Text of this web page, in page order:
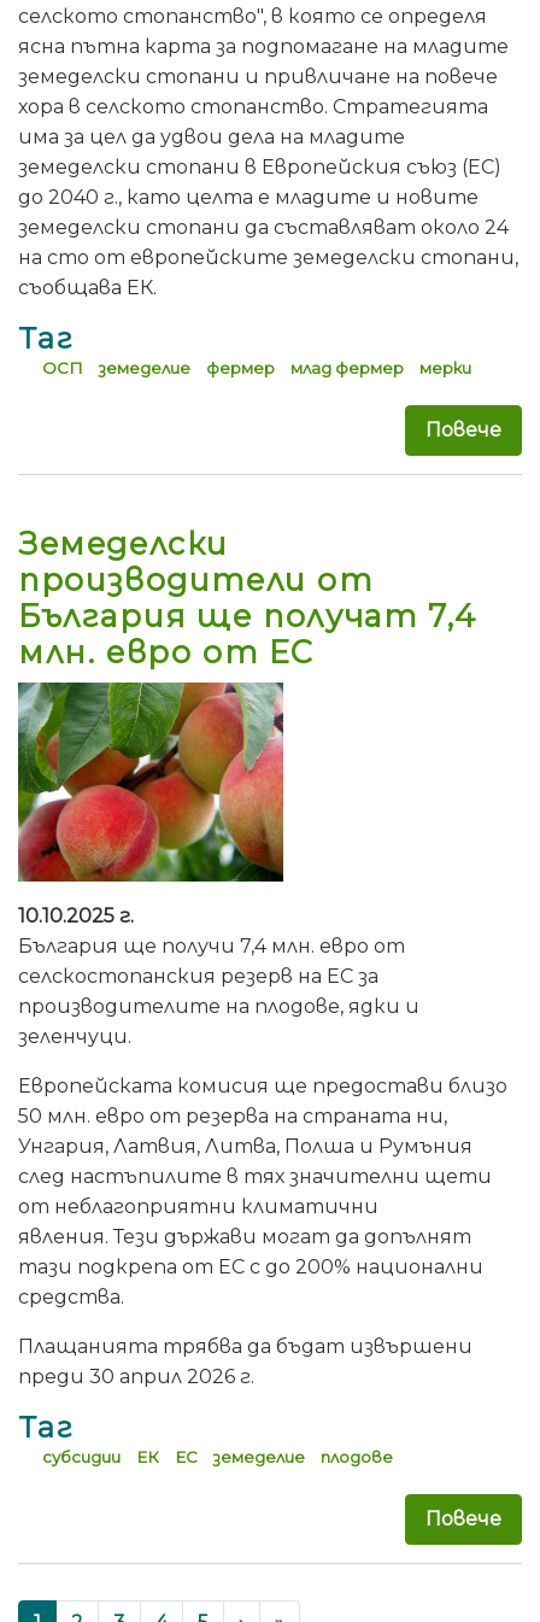
селското стопанство", в която се определя
ясна пътна карта за подпомагане на младите
земеделски стопани и привличане на повече
хора в селското стопанство. Стратегията
има за цел да удвои дела на младите
земеделски стопани в Европейския съюз (ЕС)
до 2040 г., като целта е младите и новите
земеделски стопани да съставляват около 24
на сто от европейските земеделски стопани,
съобщава ЕК.
Таг
ОСП земеделие фермер млад фермер мерки
Повече
Земеделски
производители от
България ще получат 7,4
млн. евро от ЕС
10.10.2025 г.
България ще получи 7,4 млн. евро от
селскостопанския резерв на ЕС за
производителите на плодове, ядки и
зеленчуци.
Европейската комисия ще предостави близо
50 млн. евро от резерва на страната ни,
Унгария, Латвия, Литва, Полша и Румъния
след настъпилите в тях значителни щети
от неблагоприятни климатични
явления. Тези държави могат да допълнят
тази подкрепа от ЕС с до 200% национални
средства.
Плащанията трябва да бъдат извършени
преди 30 април 2026 г.
Таг
субсидии ЕК ЕС земеделие плодове
Повече
Pagination